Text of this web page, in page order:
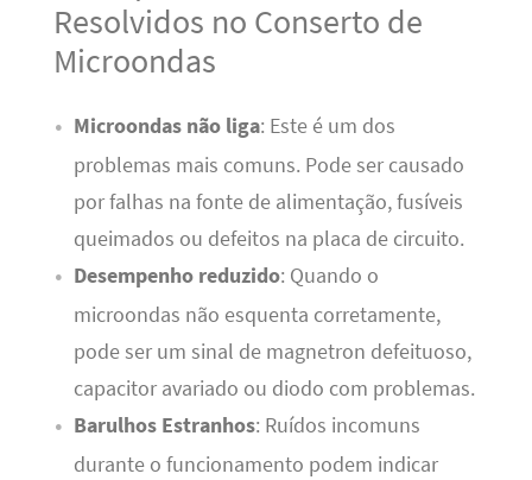
Resolvidos no Conserto de
Microondas
Microondas não liga: Este é um dos
problemas mais comuns. Pode ser causado
por falhas na fonte de alimentação, fusíveis
queimados ou defeitos na placa de circuito.
Desempenho reduzido: Quando o
microondas não esquenta corretamente,
pode ser um sinal de magnetron defeituoso,
capacitor avariado ou diodo com problemas.
Barulhos Estranhos: Ruídos incomuns
durante o funcionamento podem indicar